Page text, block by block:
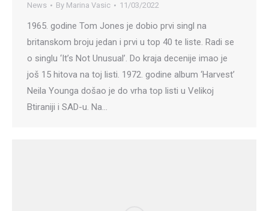
News By Marina Vasic 11/03/2022
1965. godine Tom Jones je dobio prvi singl na
britanskom broju jedan i prvi u top 40 te liste. Radi se
o singlu ‘It’s Not Unusual’. Do kraja decenije imao je
još 15 hitova na toj listi. 1972. godine album ‘Harvest’
Neila Younga došao je do vrha top listi u Velikoj
Btiraniji i SAD-u. Na…